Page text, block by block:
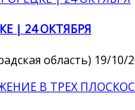
| 24 ОКТЯБРЯ
область) 19/10/